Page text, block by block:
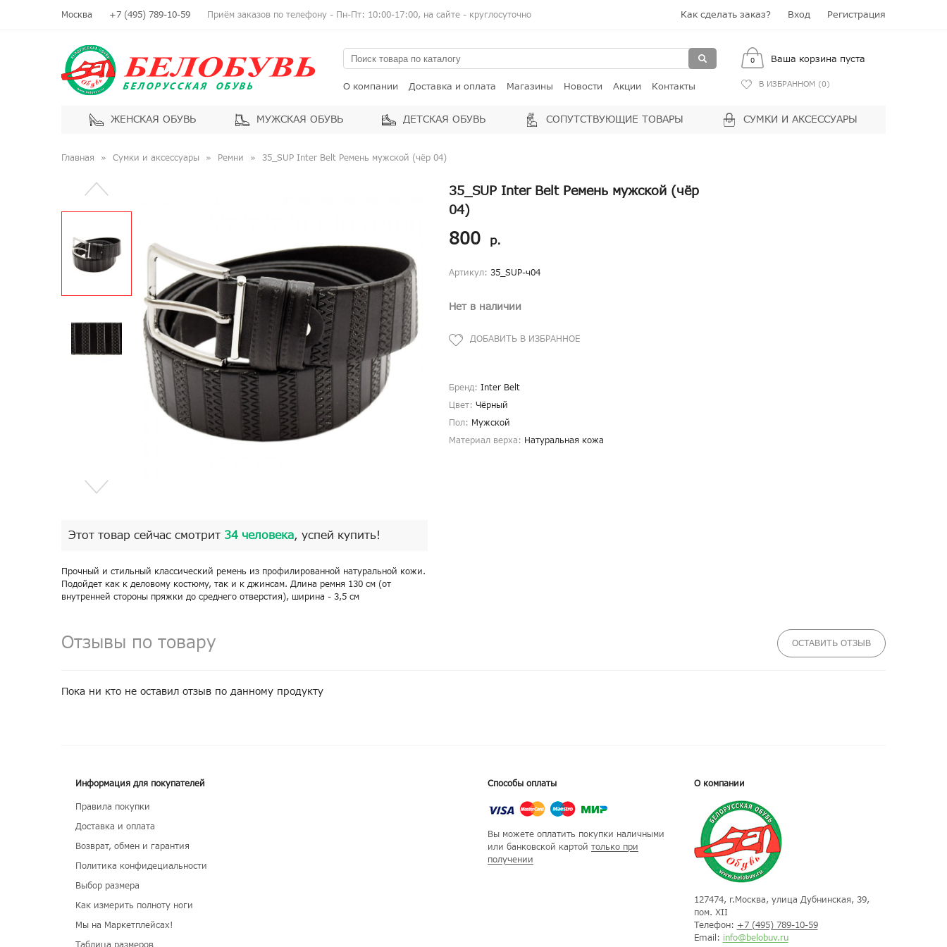
Москва +7 (495) 789-10-59 Приём заказов по телефону - Пн-Пт: 10:00-17:00, на сайте - круглосуточно Как сделать заказ? Вход Регистрация
О компании Доставка и оплата Магазины Новости Акции Контакты
0 Ваша корзина пуста
В ИЗБРАННОМ (0)
ЖЕНСКАЯ ОБУВЬ МУЖСКАЯ ОБУВЬ ДЕТСКАЯ ОБУВЬ СОПУТСТВУЮЩИЕ ТОВАРЫ СУМКИ И АКСЕССУАРЫ
Главная Сумки и аксессуары Ремни 35_SUP Inter Belt Ремень мужской (чёр 04)
Этот товар сейчас смотрит 34 человека, успей купить!
Прочный и стильный классический ремень из профилированной натуральной кожи.
Подойдет как к деловому костюму, так и к джинсам. Длина ремня 130 см (от
внутренней стороны пряжки до среднего отверстия), ширина - 3,5 см
35_SUP Inter Belt Ремень мужской (чёр
04)
800 р.
Артикул: 35_SUP-ч04
Нет в наличии
Бренд: Inter Belt
Цвет: Чёрный
Пол: Мужской
Материал верха: Натуральная кожа
Отзывы по товару ОСТАВИТЬ ОТЗЫВ
Пока ни кто не оставил отзыв по данному продукту
Информация для покупателей
Правила покупки
Доставка и оплата
Возврат, обмен и гарантия
Политика конфидециальности
Выбор размера
Как измерить полноту ноги
Мы на Маркетплейсах!
Способы оплаты
Вы можете оплатить покупки наличными
или банковской картой только при
получении
О компании
127474, г.Москва, улица Дубнинская, 39,
пом. XII
Телефон: +7 (495) 789-10-59
Email: info@belobuv.ru